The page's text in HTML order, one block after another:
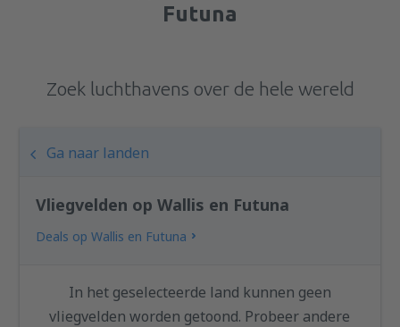
Futuna
Zoek luchthavens over de hele wereld
Ga naar landen
Vliegvelden op Wallis en Futuna
Deals op Wallis en Futuna
In het geselecteerde land kunnen geen
vliegvelden worden getoond. Probeer andere